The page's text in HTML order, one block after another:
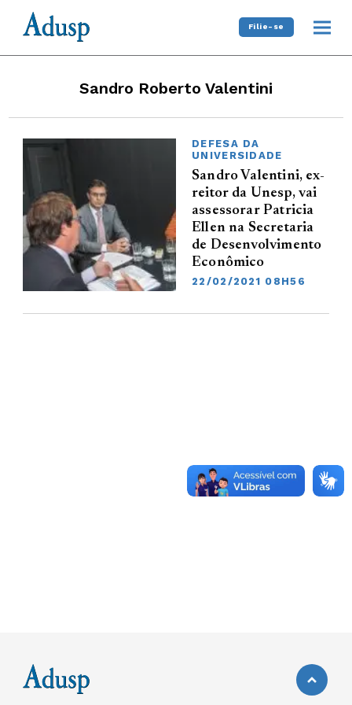
Filie-se
Sandro Roberto Valentini
DEFESA DA
UNIVERSIDADE
Sandro Valentini, ex-
reitor da Unesp, vai
assessorar Patricia
Ellen na Secretaria
de Desenvolvimento
Econômico
22/02/2021 08H56